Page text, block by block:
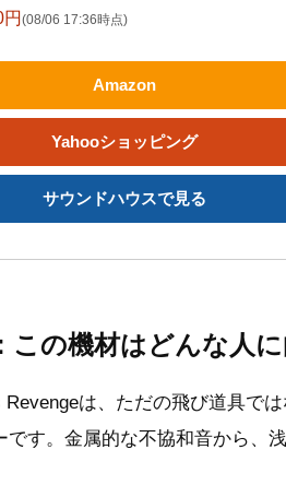
(08/06 17:36時点)
Amazon
Yahooショッピング
サウンドハウスで見る
この機材はどんな人
Revengeは、ただの飛び道具で
です。金属的な不協和音から、